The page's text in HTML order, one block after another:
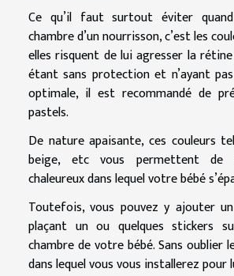
Ce qu’il faut surtout éviter
chambre d’un nourrisson, c’est les
elles risquent de lui agresser la
étant sans protection et n’ayant
optimale, il est recommandé de
pastels.
De nature apaisante, ces couleurs
beige, etc vous permettent de
chaleureux dans lequel votre bébé
Toutefois, vous pouvez y ajouter
plaçant un ou quelques stickers
chambre de votre bébé. Sans oublier
dans lequel vous vous installerez